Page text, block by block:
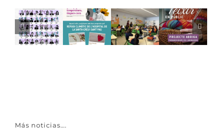
Edició
d’Escriptores
i
Refugio
Climático
de
corazones
que
entiendes
Mundial
de
Tejer
Más noticias….